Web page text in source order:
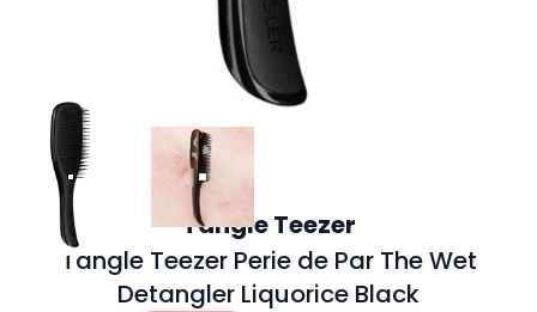
Tangle Teezer
Tangle Teezer Perie de Par The Wet
Detangler Liquorice Black